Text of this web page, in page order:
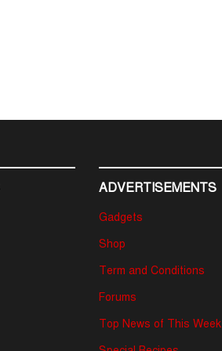
ADVERTISEMENTS
Gadgets
Shop
Term and Conditions
Forums
Top News of This Week